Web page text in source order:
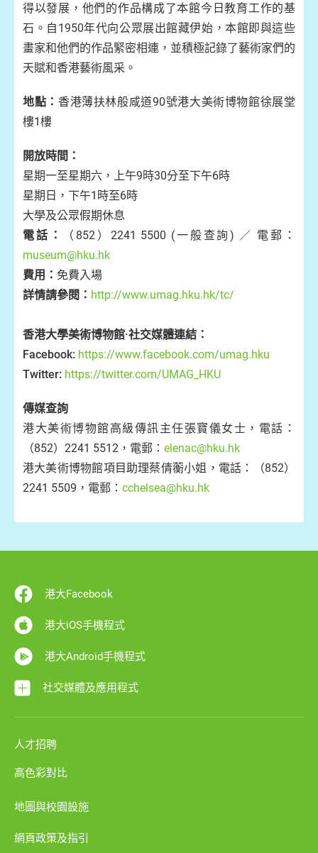
得以發展，他們的作品構成了本館今日教育工作的基
石。自1950年代向公眾展出館藏伊始，本館即與這些
畫家和他們的作品緊密相連，並積極記錄了藝術家們的
天賦和香港藝術風采。
地點： 香港薄扶林般咸道90號港大美術博物館徐展堂
樓1樓
開放時間：
星期一至星期六，上午9時30分至下午6時
星期日，下午1時至6時
大學及公眾假期休息
電話：
（852）2241 5500 (一般查詢) ／ 電郵：
museum@hku.hk
費用： 免費入場
詳情請參閱： http://www.umag.hku.hk/tc/
香港大學美術博物館·社交媒體連結：
Facebook: https://www.facebook.com/umag.hku
Twitter: https://twitter.com/UMAG_HKU
傳媒查詢
港大美術博物館高級傳訊主任張寶儀女士，電話：
（852）2241 5512，電郵： elenac@hku.hk
港大美術博物館項目助理蔡倩蘅小姐，電話：（852）
2241 5509，電郵： cchelsea@hku.hk
港大Facebook
港大iOS手機程式
港大Android手機程式
社交媒體及應用程式
人才招聘
高色彩對比
地圖與校園設施
網頁政策及指引